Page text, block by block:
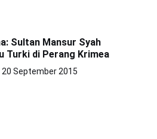
Sultan Mansur Syah
Turki di Perang Krimea
20 September 2015